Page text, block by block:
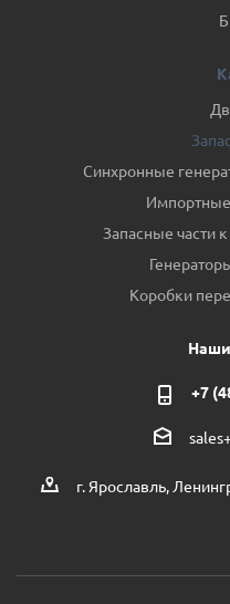
Синхронные
Запасные части
Коробки
+7
г. Ярославль,